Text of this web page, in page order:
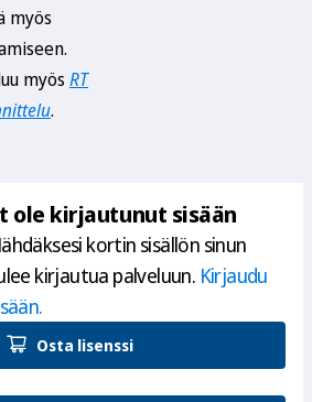
myös
myös RT
.
ole kirjautunut sisään
kortin sisällön sinun
kirjautua palveluun. Kirjaudu
Osta lisenssi